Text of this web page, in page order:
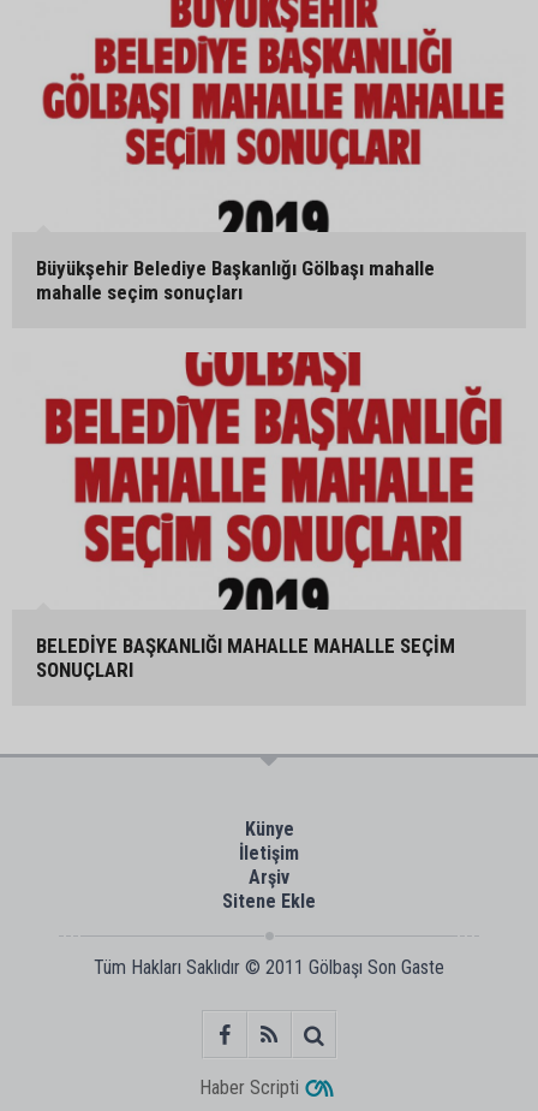
Büyükşehir Belediye Başkanlığı Gölbaşı mahalle
mahalle seçim sonuçları
BELEDİYE BAŞKANLIĞI MAHALLE MAHALLE SEÇİM
SONUÇLARI
Künye
İletişim
Arşiv
Sitene Ekle
Tüm Hakları Saklıdır © 2011 Gölbaşı Son Gaste
Haber Scripti